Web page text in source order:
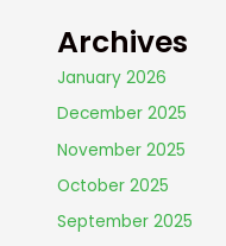
Archives
January 2026
December 2025
November 2025
October 2025
September 2025